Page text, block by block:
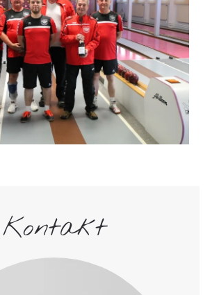
Kontakt